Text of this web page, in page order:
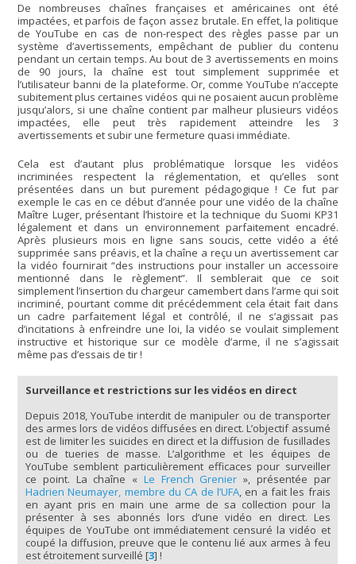
De nombreuses chaînes françaises et américaines ont été
impactées, et parfois de façon assez brutale. En effet, la politique
de YouTube en cas de non-respect des règles passe par un
système d’avertissements, empêchant de publier du contenu
pendant un certain temps. Au bout de 3 avertissements en moins
de 90 jours, la chaîne est tout simplement supprimée et
l’utilisateur banni de la plateforme. Or, comme YouTube n’accepte
subitement plus certaines vidéos qui ne posaient aucun problème
jusqu’alors, si une chaîne contient par malheur plusieurs vidéos
impactées, elle peut très rapidement atteindre les 3
avertissements et subir une fermeture quasi immédiate.
Cela est d’autant plus problématique lorsque les vidéos
incriminées respectent la réglementation, et qu’elles sont
présentées dans un but purement pédagogique ! Ce fut par
exemple le cas en ce début d’année pour une vidéo de la chaîne
Maître Luger, présentant l’histoire et la technique du Suomi KP31
légalement et dans un environnement parfaitement encadré.
Après plusieurs mois en ligne sans soucis, cette vidéo a été
supprimée sans préavis, et la chaîne a reçu un avertissement car
la vidéo fournirait “des instructions pour installer un accessoire
mentionné dans le règlement”. Il semblerait que ce soit
simplement l’insertion du chargeur camembert dans l’arme qui soit
incriminé, pourtant comme dit précédemment cela était fait dans
un cadre parfaitement légal et contrôlé, il ne s’agissait pas
d’incitations à enfreindre une loi, la vidéo se voulait simplement
instructive et historique sur ce modèle d’arme, il ne s’agissait
même pas d’essais de tir !
Surveillance et restrictions sur les vidéos en direct
Depuis 2018, YouTube interdit de manipuler ou de transporter
des armes lors de vidéos diffusées en direct. L’objectif assumé
est de limiter les suicides en direct et la diffusion de fusillades
ou de tueries de masse. L’algorithme et les équipes de
YouTube semblent particulièrement efficaces pour surveiller
ce point. La chaîne « Le French Grenier », présentée par
Hadrien Neumayer, membre du CA de l’UFA, en a fait les frais
en ayant pris en main une arme de sa collection pour la
présenter à ses abonnés lors d’une vidéo en direct. Les
équipes de YouTube ont immédiatement censuré la vidéo et
coupé la diffusion, preuve que le contenu lié aux armes à feu
est étroitement surveillé [3] !